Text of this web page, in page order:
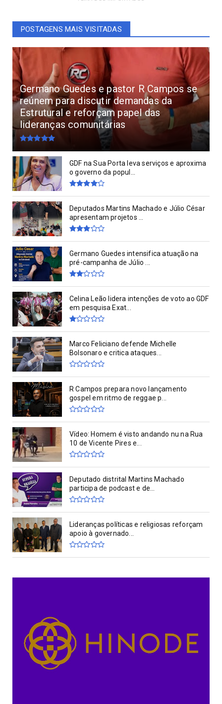
POSTAGENS MAIS VISITADAS
Germano Guedes e pastor R Campos se
reúnem para discutir demandas da
Estrutural e reforçam papel das
lideranças comunitárias
GDF na Sua Porta leva serviços e aproxima
o governo da popul...
Deputados Martins Machado e Júlio César
apresentam projetos ...
Germano Guedes intensifica atuação na
pré-campanha de Júlio ...
Celina Leão lidera intenções de voto ao GDF
em pesquisa Exat...
Marco Feliciano defende Michelle
Bolsonaro e critica ataques...
R Campos prepara novo lançamento
gospel em ritmo de reggae p...
Vídeo: Homem é visto andando nu na Rua
10 de Vicente Pires e...
Deputado distrital Martins Machado
participa de podcast e de...
Lideranças políticas e religiosas reforçam
apoio à governado...